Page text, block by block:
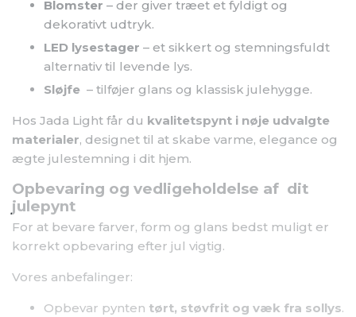
Blomster – der giver træet et fyldigt og
dekorativt udtryk.
LED lysestager – et sikkert og stemningsfuldt
alternativ til levende lys.
Sløjfe – tilføjer glans og klassisk julehygge.
Hos Jada Light får du kvalitetspynt i nøje udvalgte
materialer, designet til at skabe varme, elegance og
ægte julestemning i dit hjem.
Opbevaring og vedligeholdelse af dit
julepynt
For at bevare farver, form og glans bedst muligt er
korrekt opbevaring efter jul vigtig.
Vores anbefalinger:
Opbevar pynten tørt, støvfrit og væk fra sollys.